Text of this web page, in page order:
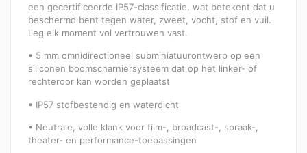
een gecertificeerde IP57-classificatie, wat betekent dat u
beschermd bent tegen water, zweet, vocht, stof en vuil.
Leg elk moment vol vertrouwen vast.
• 5 mm omnidirectioneel subminiatuurontwerp op een
siliconen boomscharniersysteem dat op het linker- of
rechteroor kan worden geplaatst
• IP57 stofbestendig en waterdicht
• Neutrale, volle klank voor film-, broadcast-, spraak-,
theater- en performance-toepassingen